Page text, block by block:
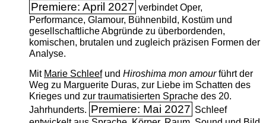
Premiere: April 2027 verbindet Oper,
Performance, Glamour, Bühnenbild, Kostüm und
gesellschaftliche Abgründe zu überbordenden,
komischen, brutalen und zugleich präzisen Formen der
Analyse.
Mit Marie Schleefund Hiroshima mon amourführt der
Weg zu Marguerite Duras, zur Liebe im Schatten des
Krieges und zur traumatisierten Sprache des 20.
Jahrhunderts. Premiere: Mai 2027 Schleef